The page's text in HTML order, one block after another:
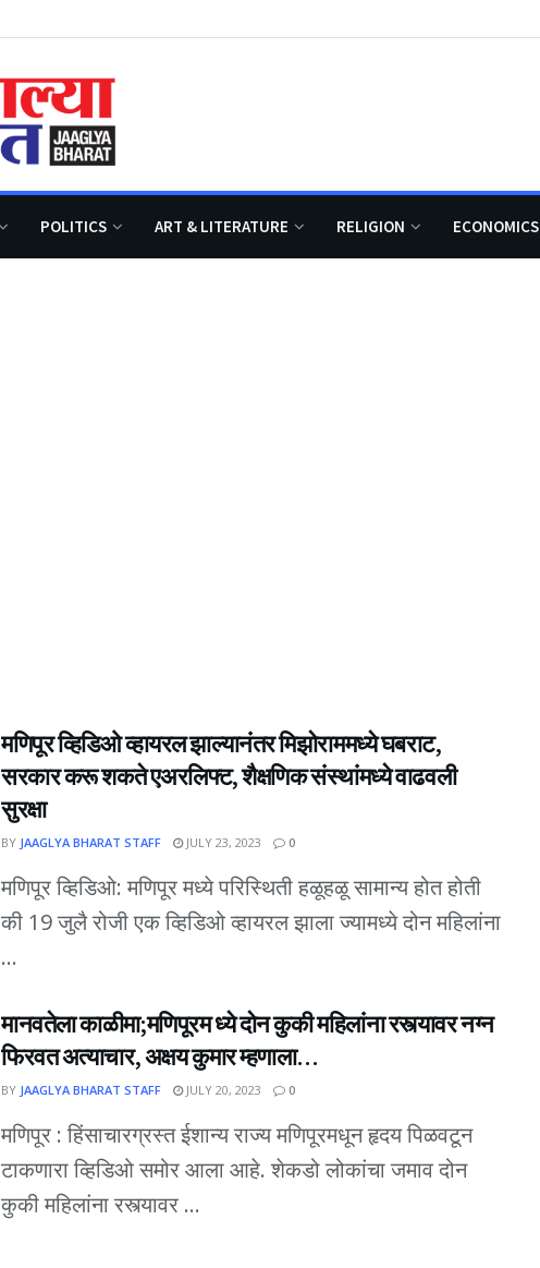
POLITICS ART & LITERATURE RELIGION ECONOMICS
मणिपूर व्हिडिओ व्हायरल झाल्यानंतर मिझोराममध्ये घबराट,
सरकार करू शकते एअरलिफ्ट, शैक्षणिक संस्थांमध्ये वाढवली
सुरक्षा
BY JAAGLYA BHARAT STAFF JULY 23, 2023 0
मणिपूर व्हिडिओ: मणिपूर मध्ये परिस्थिती हळूहळू सामान्य होत होती
की 19 जुलै रोजी एक व्हिडिओ व्हायरल झाला ज्यामध्ये दोन महिलांना
...
मानवतेला काळीमा;मणिपूरम ध्ये दोन कुकी महिलांना रस्त्यावर नग्न
फिरवत अत्याचार, अक्षय कुमार म्हणाला…
BY JAAGLYA BHARAT STAFF JULY 20, 2023 0
मणिपूर : हिंसाचारग्रस्त ईशान्य राज्य मणिपूरमधून हृदय पिळवटून
टाकणारा व्हिडिओ समोर आला आहे. शेकडो लोकांचा जमाव दोन
कुकी महिलांना रस्त्यावर ...